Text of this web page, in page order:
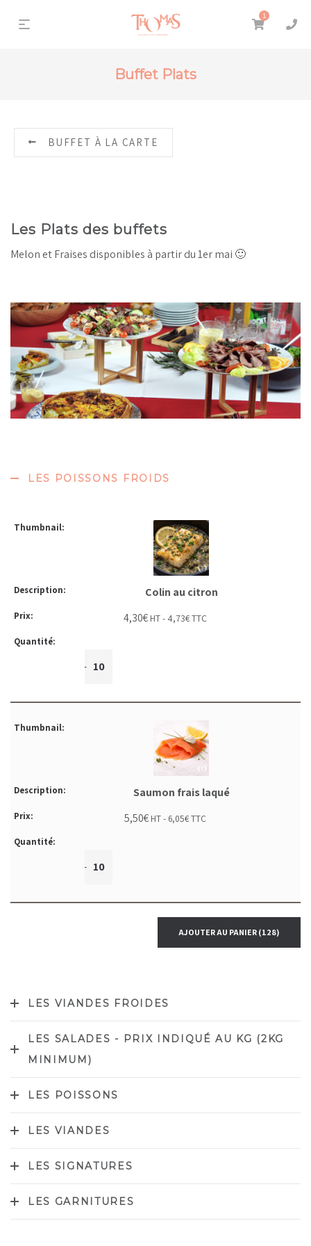
1
Buffet Plats
BUFFET À LA CARTE
Les Plats des buffets
Melon et Fraises disponibles à partir du 1er mai 🙂
LES POISSONS FROIDS
Colin au citron
4,30€ HT - 4,73€TTC
+
Saumon frais laqué
5,50€ HT - 6,05€TTC
+
AJOUTER AU PANIER (128)
LES VIANDES FROIDES
LES SALADES - PRIX INDIQUÉ AU KG (2KG
MINIMUM)
LES POISSONS
LES VIANDES
LES SIGNATURES
LES GARNITURES